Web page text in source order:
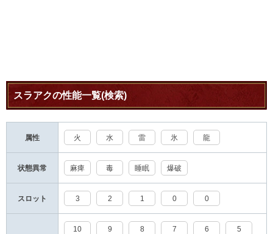
スラアクの性能一覧(検索)
属性 火 水 雷 氷 龍
状態異常 麻痺 毒 睡眠 爆破
スロット 3 2 1 0 0
10 9 8 7 6 5